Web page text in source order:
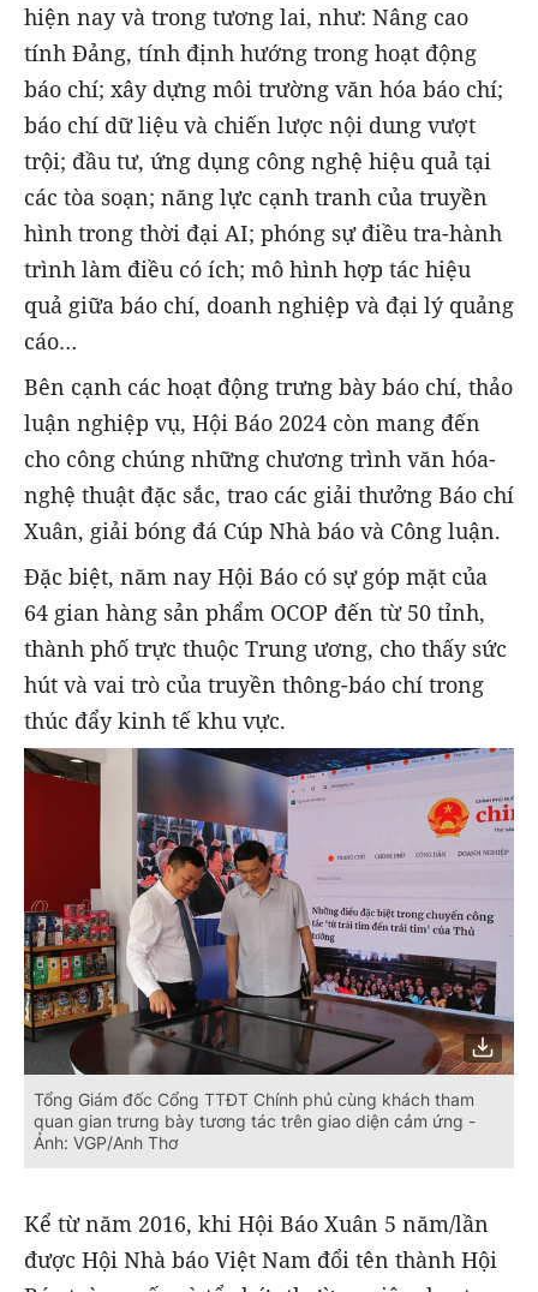
hiện nay và trong tương lai, như: Nâng cao
tính Đảng, tính định hướng trong hoạt động
báo chí; xây dựng môi trường văn hóa báo chí;
báo chí dữ liệu và chiến lược nội dung vượt
trội; đầu tư, ứng dụng công nghệ hiệu quả tại
các tòa soạn; năng lực cạnh tranh của truyền
hình trong thời đại AI; phóng sự điều tra-hành
trình làm điều có ích; mô hình hợp tác hiệu
quả giữa báo chí, doanh nghiệp và đại lý quảng
cáo…
Bên cạnh các hoạt động trưng bày báo chí, thảo
luận nghiệp vụ, Hội Báo 2024 còn mang đến
cho công chúng những chương trình văn hóa-
nghệ thuật đặc sắc, trao các giải thưởng Báo chí
Xuân, giải bóng đá Cúp Nhà báo và Công luận.
Đặc biệt, năm nay Hội Báo có sự góp mặt của
64 gian hàng sản phẩm OCOP đến từ 50 tỉnh,
thành phố trực thuộc Trung ương, cho thấy sức
hút và vai trò của truyền thông-báo chí trong
thúc đẩy kinh tế khu vực.
Tổng Giám đốc Cổng TTĐT Chính phủ cùng khách tham
quan gian trưng bày tương tác trên giao diện cảm ứng -
Ảnh: VGP/Anh Thơ
Kể từ năm 2016, khi Hội Báo Xuân 5 năm/lần
được Hội Nhà báo Việt Nam đổi tên thành Hội